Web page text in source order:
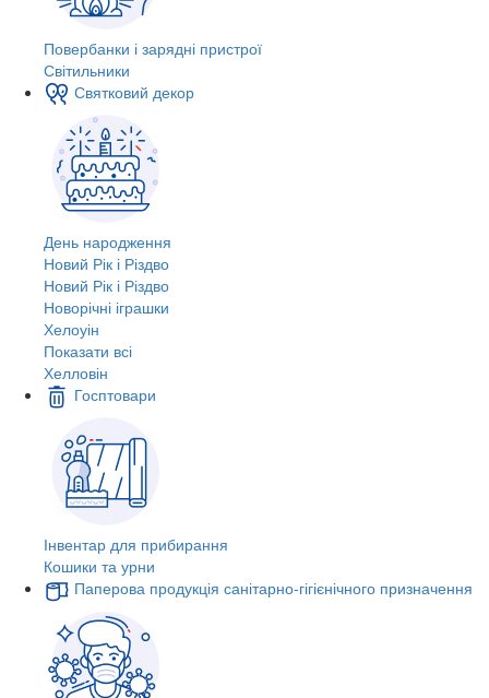
Повербанки і зарядні пристрої
Світильники
Святковий декор
День народження
Новий Рік і Різдво
Новий Рік і Різдво
Новорічні іграшки
Хелоуін
Показати всі
Хелловін
Госптовари
Інвентар для прибирання
Кошики та урни
Паперова продукція санітарно-гігієнічного призначення